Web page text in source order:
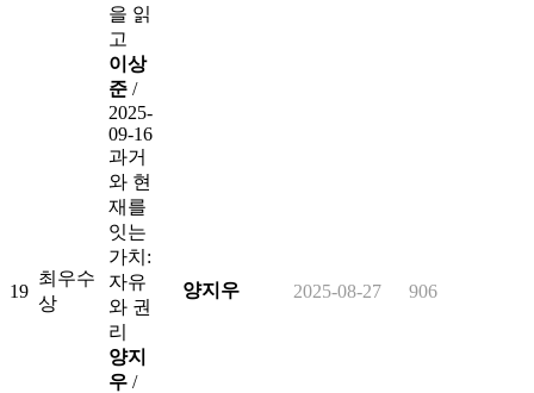
을 읽
고
이상
준 /
2025-
09-16
19
최우수
상
과거
와 현
재를
잇는
가치:
자유
와 권
리
양지
우 /
양지우 2025-08-27 906